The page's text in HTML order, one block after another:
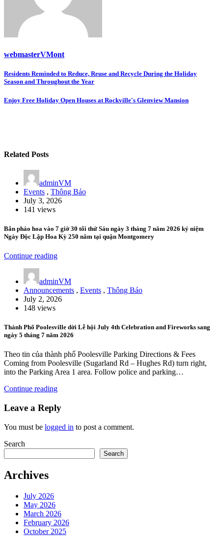
webmasterVMont
Post
navigation
Residents Reminded to Reduce, Reuse and Recycle During the Holiday
Season and Throughout the Year
Enjoy Free Holiday Open Houses at Rockville's Glenview Mansion
Related Posts
adminVM
Events , Thông Báo
July 3, 2026
141 views
Bắn pháo hoa vào 7 giờ 30 tối thứ Sáu ngày 3 tháng 7 năm 2026 kỷ niệm
Ngày Độc Lập Hoa Kỳ 250 năm tại quận Montgomery
Continue reading
adminVM
Announcements , Events , Thông Báo
July 2, 2026
148 views
Thành Phố Poolesville dời Lễ hội July 4th Celebration and Fireworks sang
ngày 5 tháng 7 năm 2026
Theo tin của thành phố Poolesville Parking Directions & Fees
Coming from Poolesville (Sugarland Rd – Hughes Rd) turn right,
into the Parking Area 1 area. Follow police and parking…
Continue reading
Leave a Reply
You must be logged in to post a comment.
Search
Search
Archives
July 2026
May 2026
March 2026
February 2026
October 2025